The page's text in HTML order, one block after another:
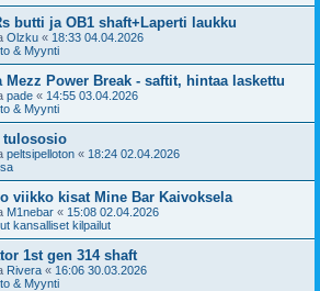
butti ja OB1 shaft+Laperti laukku
Olzku « 18:33 04.04.2026
& Myynti
Mezz Power Break - saftit, hintaa laskettu
pade « 14:55 03.04.2026
& Myynti
tulososio
peltsipelloton « 18:24 02.04.2026
viikko kisat Mine Bar Kaivoksela
M1nebar « 15:08 02.04.2026
kansalliset kilpailut
1st gen 314 shaft
Rivera « 16:06 30.03.2026
& Myynti